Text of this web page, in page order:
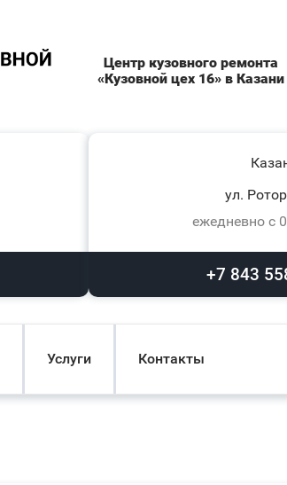
Центр кузовного ремонта
«Кузовной цех 16» в Казани
ул.
ежедневно с
+7 843
Услуги Контакты